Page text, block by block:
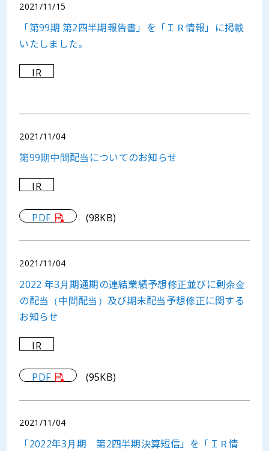
2021/11/15
「第99期 第2四半期報告書」を「ＩＲ情報」に掲載
いたしました。
IR
2021/11/04
第99期中間配当についてのお知らせ
IR
PDF (98KB)
2021/11/04
2022 年3月期通期の連結業績予想修正並びに剰余金
の配当（中間配当）及び期末配当予想修正に関する
お知らせ
IR
PDF (95KB)
2021/11/04
「2022年3月期 第2四半期決算短信」を「ＩＲ情